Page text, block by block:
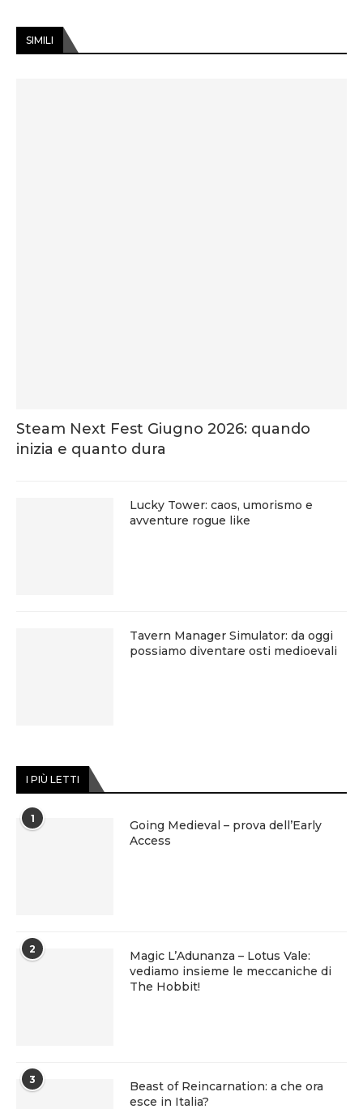
SIMILI
Steam Next Fest Giugno 2026: quando
inizia e quanto dura
Lucky Tower: caos, umorismo e
avventure rogue like
Tavern Manager Simulator: da oggi
possiamo diventare osti medioevali
I PIÙ LETTI
1
Going Medieval – prova dell’Early
Access
2
Magic L’Adunanza – Lotus Vale:
vediamo insieme le meccaniche di
The Hobbit!
3
Beast of Reincarnation: a che ora
esce in Italia?